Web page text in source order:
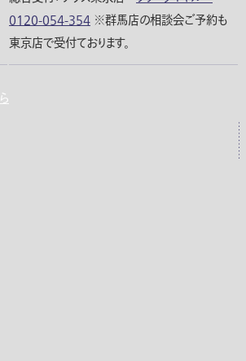
0120-054-354 ※群馬店の相談会ご予約も
東京店で受付ております。